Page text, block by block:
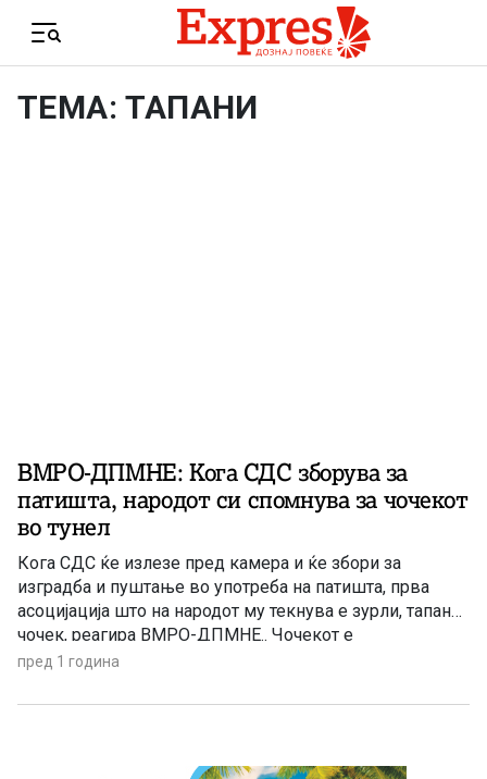
Menu
ТЕМА: ТАПАНИ
ВМРО-ДПМНЕ: Кога СДС зборува за
патишта, народот си спомнува за чочекот
во тунел
Кога СДС ќе излезе пред камера и ќе збори за
изградба и пуштање во употреба на патишта, прва
асоцијација што на народот му текнува е зурли, тапани,
чочек, реагира ВМРО-ДПМНЕ.. Чочекот е
единственото што СДС знаат да го прават кога станува
добро се сеќаваат на плехот на дружината на […]
пред 1 година